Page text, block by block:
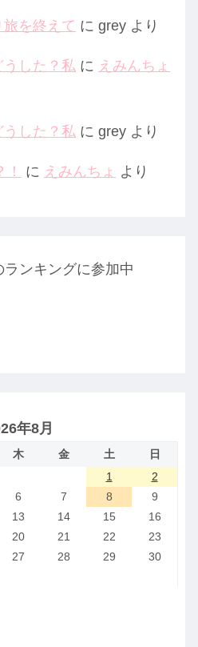
を終えて に grey より
うした？私 に えみんちょ
うした？私 に grey より
に えみんちょ より
ランキングに参加中
年8月
木 金 土
日
1
2
6 7 8
9
13 14 15
16
20 21 22
23
27 28 29
30